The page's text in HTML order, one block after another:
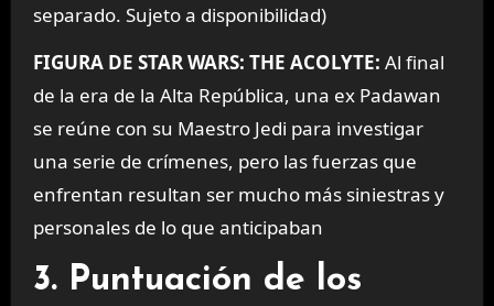
separado. Sujeto a disponibilidad)
FIGURA DE STAR WARS: THE ACOLYTE: Al final
de la era de la Alta República, una ex Padawan
se reúne con su Maestro Jedi para investigar
una serie de crímenes, pero las fuerzas que
enfrentan resultan ser mucho más siniestras y
personales de lo que anticipaban
3. Puntuación de los